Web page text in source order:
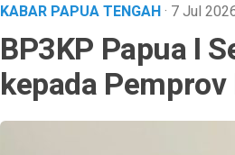
KABAR PAPUA TENGAH· 7 Jul
BP3KP Papua I
kepada